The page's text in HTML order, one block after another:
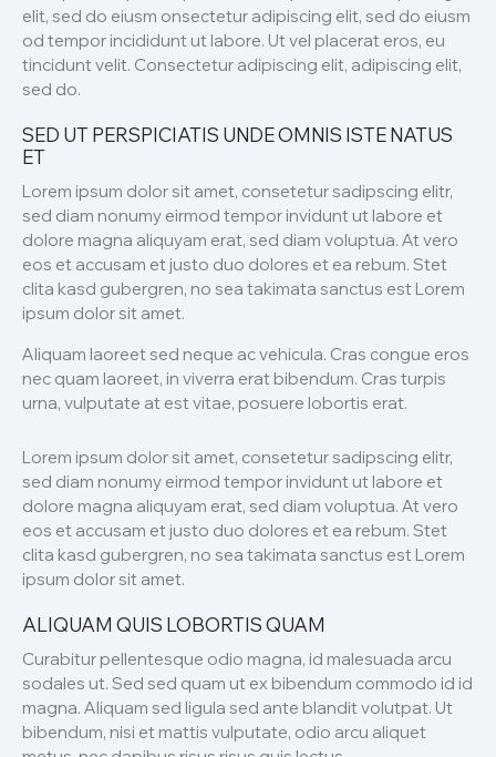
elit, sed do eiusm onsectetur adipiscing elit, sed do eiusm
od tempor incididunt ut labore. Ut vel placerat eros, eu
tincidunt velit. Consectetur adipiscing elit, adipiscing elit,
sed do.
SED UT PERSPICIATIS UNDE OMNIS ISTE NATUS
ET
Lorem ipsum dolor sit amet, consetetur sadipscing elitr,
sed diam nonumy eirmod tempor invidunt ut labore et
dolore magna aliquyam erat, sed diam voluptua. At vero
eos et accusam et justo duo dolores et ea rebum. Stet
clita kasd gubergren, no sea takimata sanctus est Lorem
ipsum dolor sit amet.
Aliquam laoreet sed neque ac vehicula. Cras congue eros
nec quam laoreet, in viverra erat bibendum. Cras turpis
urna, vulputate at est vitae, posuere lobortis erat.
Lorem ipsum dolor sit amet, consetetur sadipscing elitr,
sed diam nonumy eirmod tempor invidunt ut labore et
dolore magna aliquyam erat, sed diam voluptua. At vero
eos et accusam et justo duo dolores et ea rebum. Stet
clita kasd gubergren, no sea takimata sanctus est Lorem
ipsum dolor sit amet.
ALIQUAM QUIS LOBORTIS QUAM
Curabitur pellentesque odio magna, id malesuada arcu
sodales ut. Sed sed quam ut ex bibendum commodo id id
magna. Aliquam sed ligula sed ante blandit volutpat. Ut
bibendum, nisi et mattis vulputate, odio arcu aliquet